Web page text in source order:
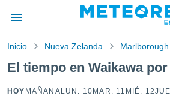
por
para
que se
Inicio Nueva Zelanda Marlborough
El tiempo en Waikawa
HOY MAÑANA LUN. 10 MAR. 11 MIÉ. 12